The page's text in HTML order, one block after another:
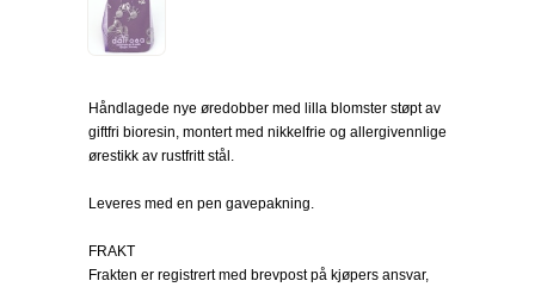
Håndlagede nye øredobber med lilla blomster støpt av
giftfri bioresin, montert med nikkelfrie og allergivennlige
ørestikk av rustfritt stål.
Leveres med en pen gavepakning.
FRAKT
Frakten er registrert med brevpost på kjøpers ansvar,